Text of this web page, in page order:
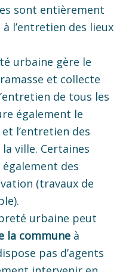
sont entièrement
l’entretien des lieux
urbaine gère le
et collecte
de tous les
également le
l’entretien des
ville. Certaines
des
(travaux de
urbaine peut
la commune à
pas d’agents